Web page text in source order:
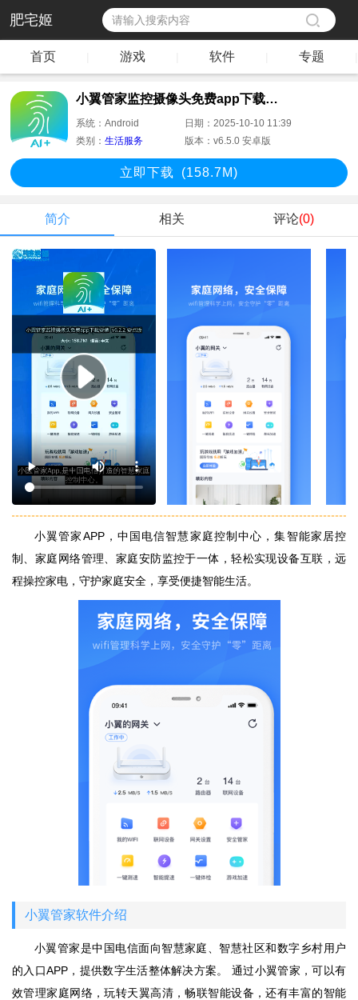
肥宅姬
首页 游戏 软件 专题
小翼管家监控摄像头免费app下载安装
系统：Android 日期：2025-10-10 11:39
类别：生活服务 版本：v6.5.0 安卓版
立即下载 (158.7M)
简介 相关 评论(0)
小翼管家APP，中国电信智慧家庭控制中心，集智能家居控
制、家庭网络管理、家庭安防监控于一体，轻松实现设备互联，远
程操控家电，守护家庭安全，享受便捷智能生活。
小翼管家软件介绍
小翼管家是中国电信面向智慧家庭、智慧社区和数字乡村用户
的入口APP，提供数字生活整体解决方案。 通过小翼管家，可以有
效管理家庭网络，玩转天翼高清，畅联智能设备，还有丰富的智能